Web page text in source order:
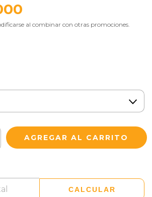
al combinar con otras promociones.
CALCULAR